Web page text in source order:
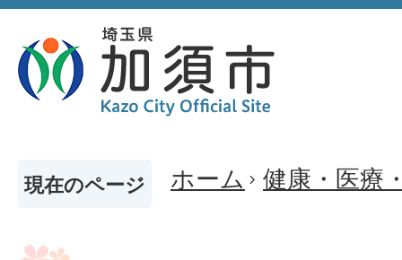
現在のページ ホーム 健康・医療